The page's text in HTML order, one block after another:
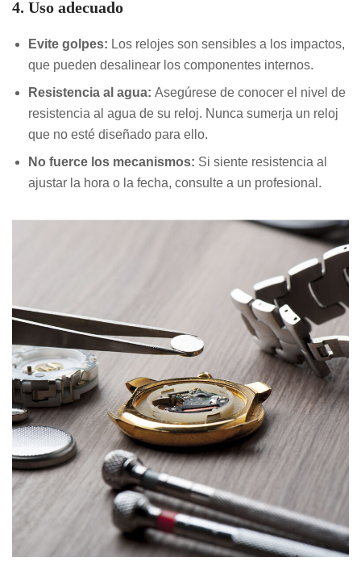
4. Uso adecuado
Evite golpes: Los relojes son sensibles a los impactos,
que pueden desalinear los componentes internos.
Resistencia al agua: Asegúrese de conocer el nivel de
resistencia al agua de su reloj. Nunca sumerja un reloj
que no esté diseñado para ello.
No fuerce los mecanismos: Si siente resistencia al
ajustar la hora o la fecha, consulte a un profesional.